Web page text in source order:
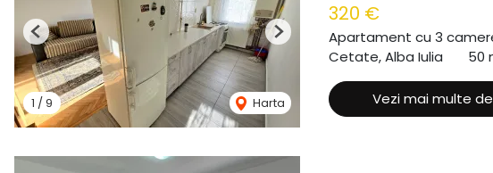
1 /9 Harta
Previous Next
320 €
Apartament cu 3
Cetate, Alba Iulia
50
Vezi mai multe